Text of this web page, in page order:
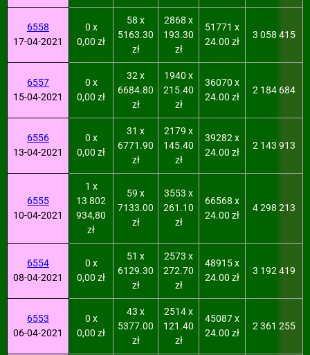
6558
17-04-2021
0 x
0,00 zł
58 x
5163.30
zł
2868 x
193.30
zł
51771 x
24.00 zł
3 058 415
6557
15-04-2021
0 x
0,00 zł
32 x
6684.80
zł
1940 x
215.40
zł
36070 x
24.00 zł
2 184 684
6556
13-04-2021
0 x
0,00 zł
31 x
6771.90
zł
2179 x
145.40
zł
39282 x
24.00 zł
2 143 913
6555
10-04-2021
1 x
13 802
934,80
zł
59 x
7133.00
zł
3553 x
261.10
zł
66568 x
24.00 zł
4 298 213
6554
08-04-2021
0 x
0,00 zł
51 x
6129.30
zł
2573 x
272.70
zł
48915 x
24.00 zł
3 192 419
6553
06-04-2021
0 x
0,00 zł
43 x
5377.00
zł
2514 x
121.40
zł
45087 x
24.00 zł
2 361 255